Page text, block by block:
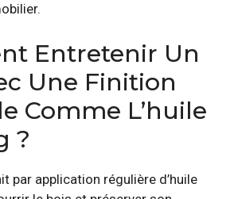
Entretenir Un
Une Finition
Comme L’huile
?
par application régulière d’huile